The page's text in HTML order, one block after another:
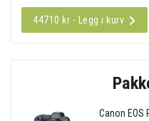
44710 kr - Legg i kurv
Canon EOS